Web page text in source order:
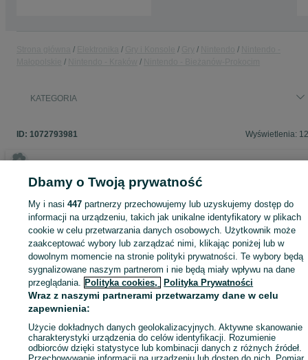
KATEGORIA
ID: 1072793981 Wyświetlenia:
sprzedającym
Zaloguj się / Załóż konto
Kup
Dbamy o Twoją prywatność
My i nasi447 partnerzy przechowujemy lub uzyskujemy dostęp do
informacji na urządzeniu, takich jak unikalne identyfikatory w plikach
cookie w celu przetwarzania danych osobowych. Użytkownik może
zaakceptować wybory lub zarządzać nimi, klikając poniżej lub w
dowolnym momencie na stronie polityki prywatności. Te wybory będą
sygnalizowane naszym partnerom i nie będą miały wpływu na dane
przeglądania. Polityka cookies, Polityka Prywatności
Wraz z naszymi partnerami przetwarzamy dane w celu
zapewnienia:
Użycie dokładnych danych geolokalizacyjnych. Aktywne skanowanie
charakterystyki urządzenia do celów identyfikacji. Rozumienie
odbiorców dzięki statystyce lub kombinacji danych z różnych źródeł.